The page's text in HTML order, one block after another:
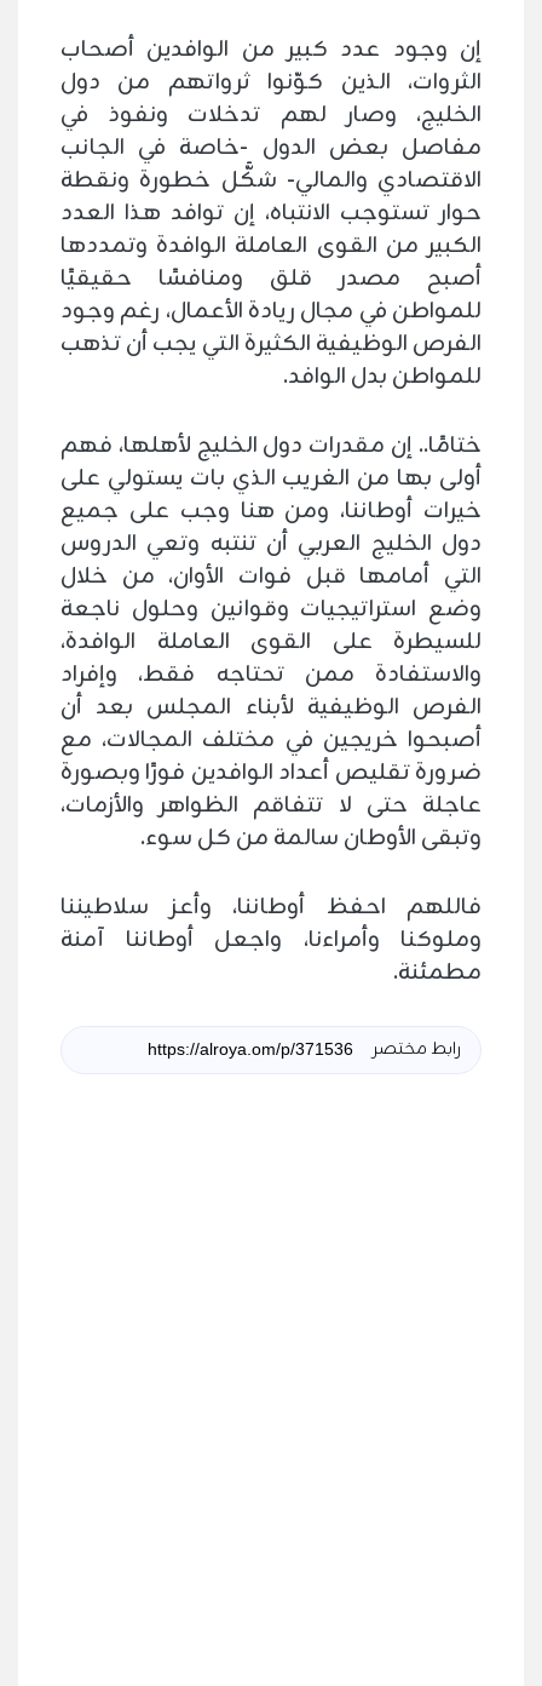
إن وجود عدد كبير من الوافدين أصحاب
الثروات، الذين كوّنوا ثرواتهم من دول
الخليج، وصار لهم تدخلات ونفوذ في
مفاصل بعض الدول -خاصة في الجانب
الاقتصادي والمالي- شكَّل خطورة ونقطة
حوار تستوجب الانتباه، إن توافد هذا العدد
الكبير من القوى العاملة الوافدة وتمددها
أصبح مصدر قلق ومنافسًا حقيقيًا
للمواطن في مجال ريادة الأعمال، رغم وجود
الفرص الوظيفية الكثيرة التي يجب أن تذهب
للمواطن بدل الوافد.
ختامًا.. إن مقدرات دول الخليج لأهلها، فهم
أولى بها من الغريب الذي بات يستولي على
خيرات أوطاننا، ومن هنا وجب على جميع
دول الخليج العربي أن تنتبه وتعي الدروس
التي أمامها قبل فوات الأوان، من خلال
وضع استراتيجيات وقوانين وحلول ناجعة
للسيطرة على القوى العاملة الوافدة،
والاستفادة ممن تحتاجه فقط، وإفراد
الفرص الوظيفية لأبناء المجلس بعد أن
أصبحوا خريجين في مختلف المجالات، مع
ضرورة تقليص أعداد الوافدين فورًا وبصورة
عاجلة حتى لا تتفاقم الظواهر والأزمات،
وتبقى الأوطان سالمة من كل سوء.
فاللهم احفظ أوطاننا، وأعز سلاطيننا
وملوكنا وأمراءنا، واجعل أوطاننا آمنة
مطمئنة.
رابط مختصر